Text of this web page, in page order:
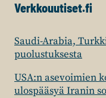
Verkkouutiset.fi
Saudi-Arabia,
puolustuksesta
USA:n asevoimien
ulospääsyä Iranin